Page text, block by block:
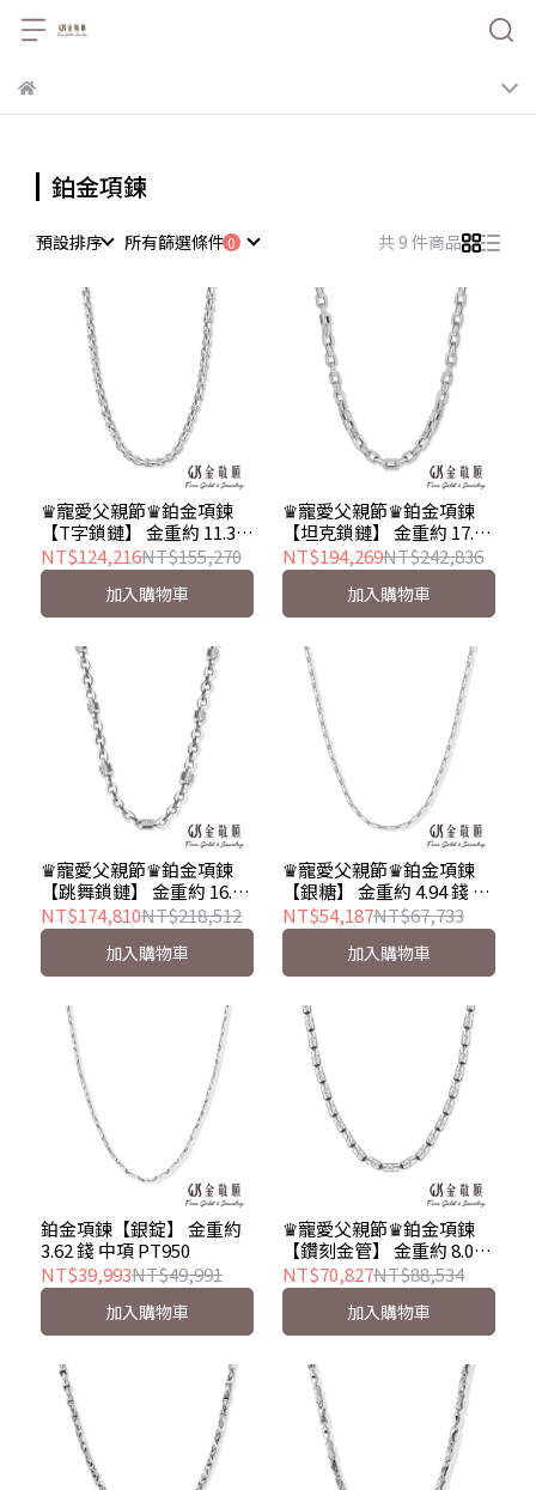
鉑金項鍊
預設排序 所有篩選條件 共 9 件商品
♛寵愛父親節♛鉑金項鍊
【T字鎖鏈】 金重約 11.38
錢 男項 PT950
NT$124,216NT$155,270
加入購物車
♛寵愛父親節♛鉑金項鍊
【坦克鎖鏈】 金重約 17.88
錢 男項 PT950
NT$194,269NT$242,836
加入購物車
♛寵愛父親節♛鉑金項鍊
【跳舞鎖鏈】 金重約 16.10
錢 男項 PT950
NT$174,810NT$218,512
加入購物車
♛寵愛父親節♛鉑金項鍊
【銀糖】 金重約 4.94 錢 男
項 PT950
NT$54,187NT$67,733
加入購物車
鉑金項鍊【銀錠】 金重約
3.62 錢 中項 PT950
NT$39,993NT$49,991
加入購物車
♛寵愛父親節♛鉑金項鍊
【鑽刻金管】 金重約 8.05
錢 男項 PT900
NT$70,827NT$88,534
加入購物車